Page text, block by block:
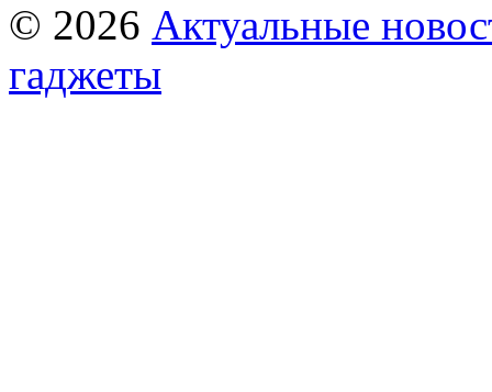
© 2026 Актуальные
гаджеты